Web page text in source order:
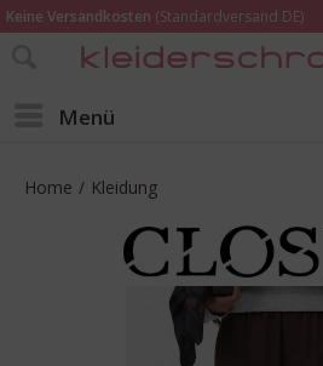
Keine Versandkosten (Standardversand DE)
Online bestellen – im Geschäft in Kempen
Menü
Home / Kleidung